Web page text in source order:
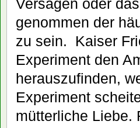
Versagen oder
genommen der
zu sein. Kaiser
Experiment den
herauszufinden,
Experiment
mütterliche Liebe.